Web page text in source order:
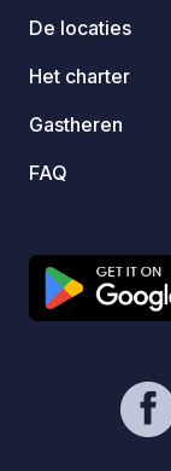
De locaties
Het charter
Gastheren
FAQ